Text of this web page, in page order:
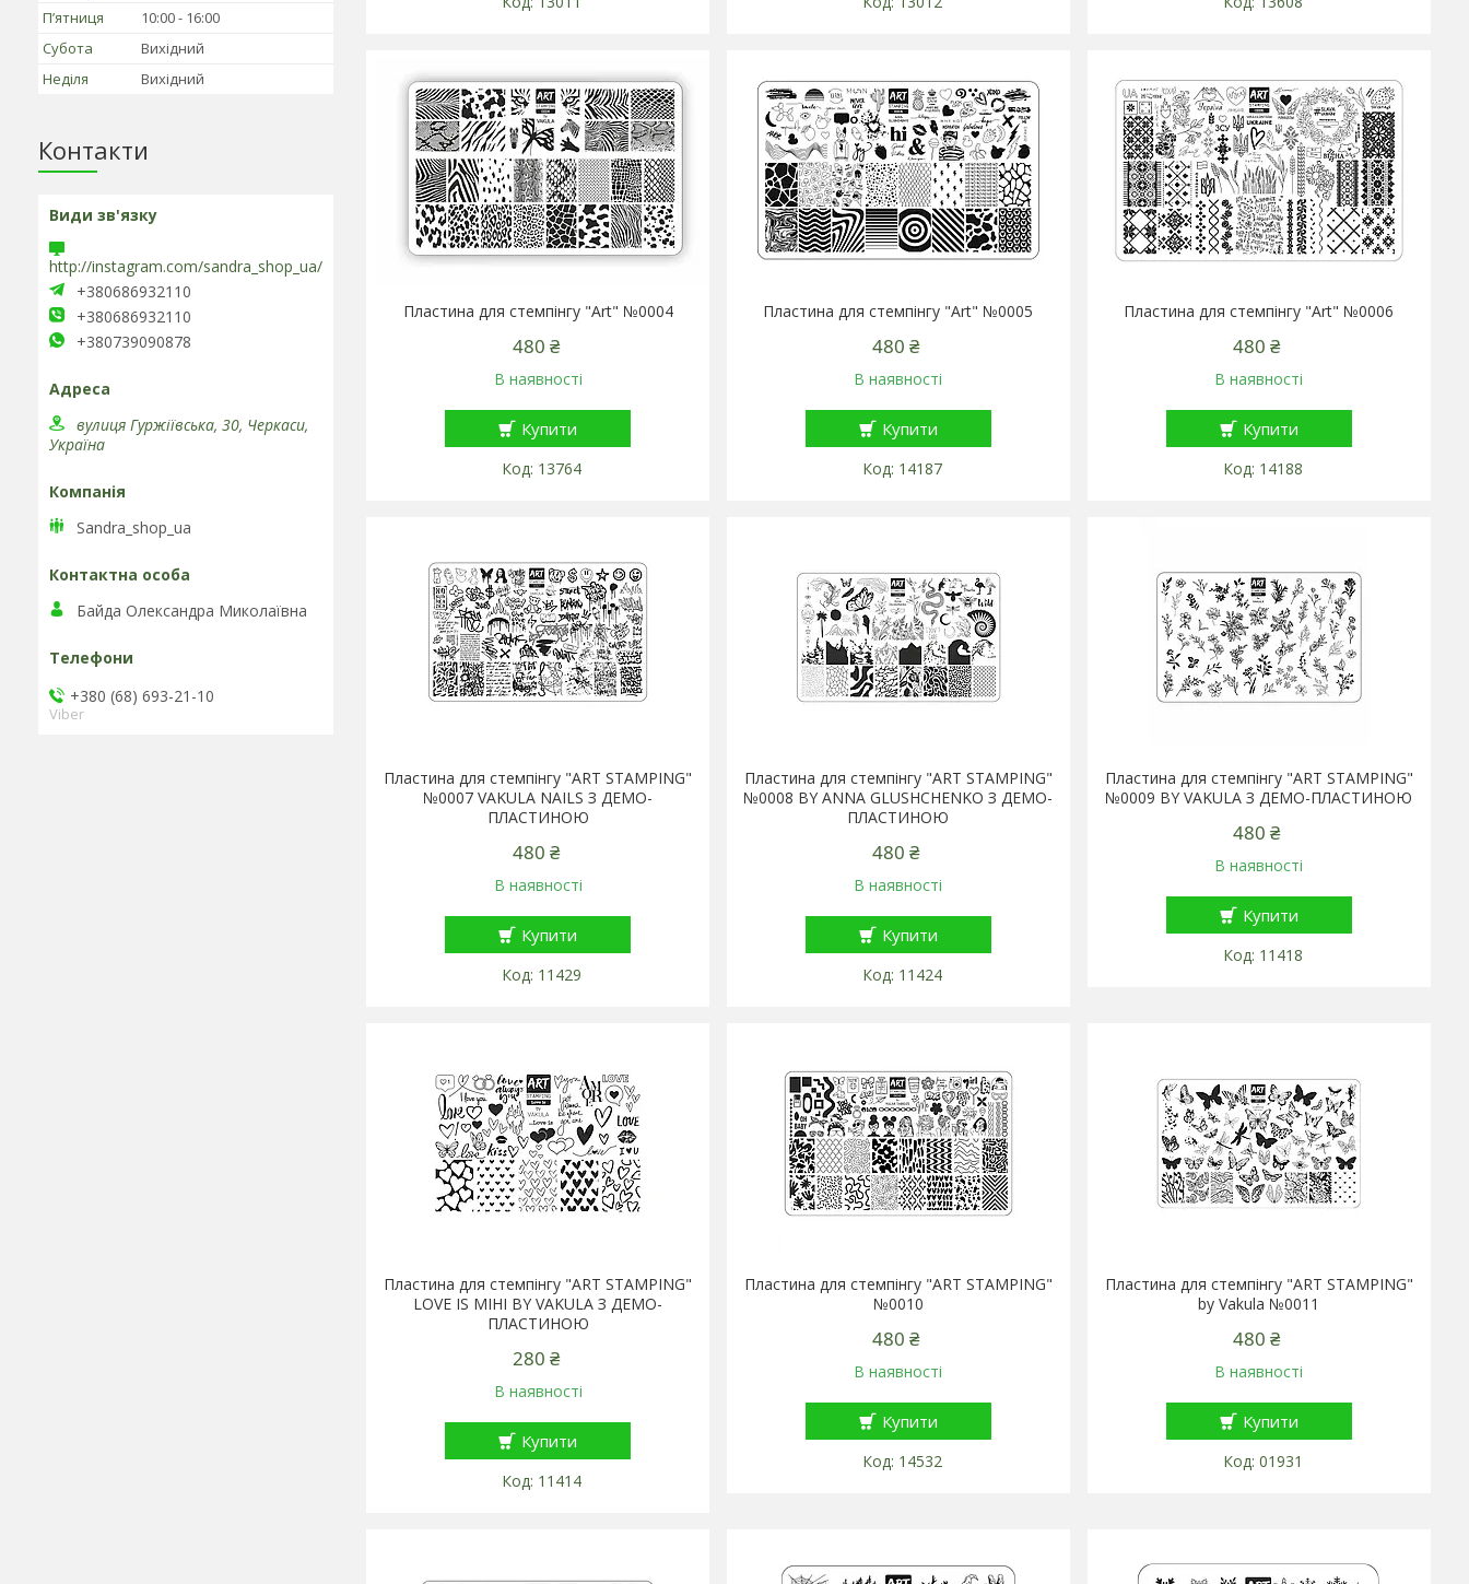
Пластина для стемпінгу "Art" №0004
480 ₴
В наявності
Купити
13764
Пластина для стемпінгу "Art" №0005
480 ₴
В наявності
Купити
14187
Пластина для стемпінгу "Art" №0006
480 ₴
В наявності
Купити
14188
Пластина для стемпінгу "ART STAMPING"
№0007 VAKULA NAILS З ДЕМО-
ПЛАСТИНОЮ
480 ₴
В наявності
Купити
11429
Пластина для стемпінгу "ART STAMPING"
№0008 BY ANNA GLUSHCHENKO З ДЕМО-
ПЛАСТИНОЮ
480 ₴
В наявності
Купити
11424
Пластина для стемпінгу "ART STAMPING"
№0009 BY VAKULA З ДЕМО-ПЛАСТИНОЮ
480 ₴
В наявності
Купити
11418
Пластина для стемпінгу "ART STAMPING"
LOVE IS МІНІ BY VAKULA З ДЕМО-
ПЛАСТИНОЮ
280 ₴
В наявності
Купити
11414
Пластина для стемпінгу "ART STAMPING"
№0010
480 ₴
В наявності
Купити
14532
Пластина для стемпінгу "ART STAMPING"
by Vakula №0011
480 ₴
В наявності
Купити
01931
Пʼятниця
10:00
16:00
Субота
Вихідний
Неділя
Вихідний
Контакти
http://instagram.com/sandra_shop_ua/
+380686932110
+380686932110
+380739090878
вулиця Гуржіївська, 30, Черкаси,
Україна
Sandra_shop_ua
Байда Олександра Миколаївна
+380 (68) 693-21-10
Viber